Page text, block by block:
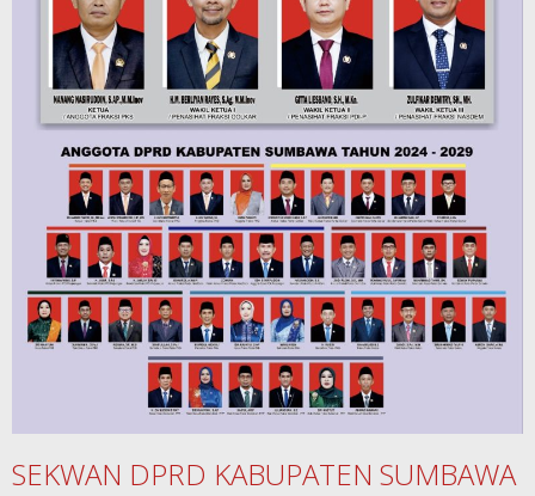
SEKWAN DPRD KABUPATEN SUMBAWA